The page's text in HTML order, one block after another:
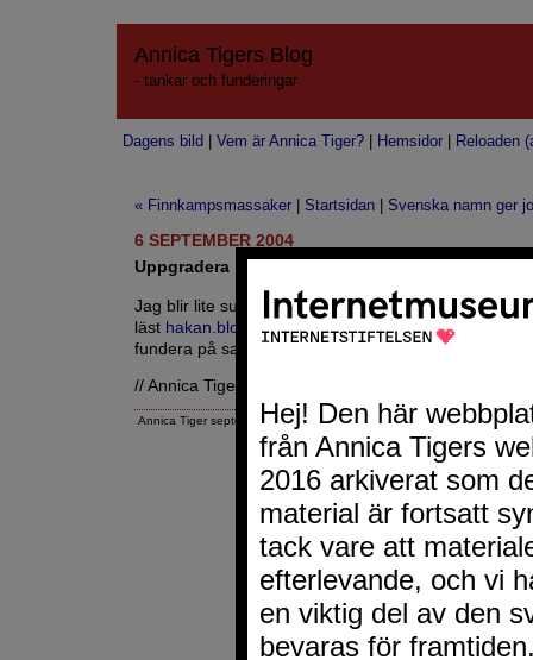
Annica Tigers Blog
- tankar och funderingar
Dagens bild Vem är Annica Tiger? Hemsidor Reloaden
« Finnkampsmassaker Startsidan
Svenska namn ger
6 SEPTEMBER 2004
Uppgradera
Jag blir lite sugen att uppgradera till MT version
läst hakan.blogg
. Fast det verkar vara särdeles
fundera på saken....
// Annica Tiger
Annica Tiger september 6, 2004 5:44 FM